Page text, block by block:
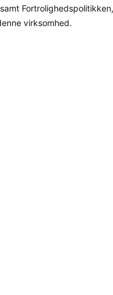
virksomhed.